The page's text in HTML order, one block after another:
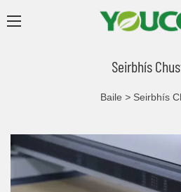
Seirbhís
Baile > Seirbhís